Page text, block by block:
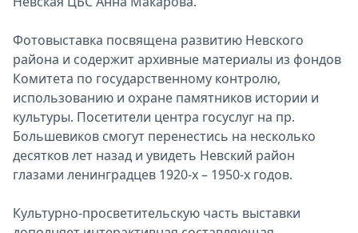
Фотовыставка посвящена развитию Невского
района и содержит архивные материалы из фондов
Комитета по государственному контролю,
использованию и охране памятников истории и
культуры. Посетители центра госуслуг на пр.
Большевиков смогут перенестись на несколько
десятков лет назад и увидеть Невский район
глазами ленинградцев 1920-х – 1950-х годов.
Культурно-просветительскую часть выставки